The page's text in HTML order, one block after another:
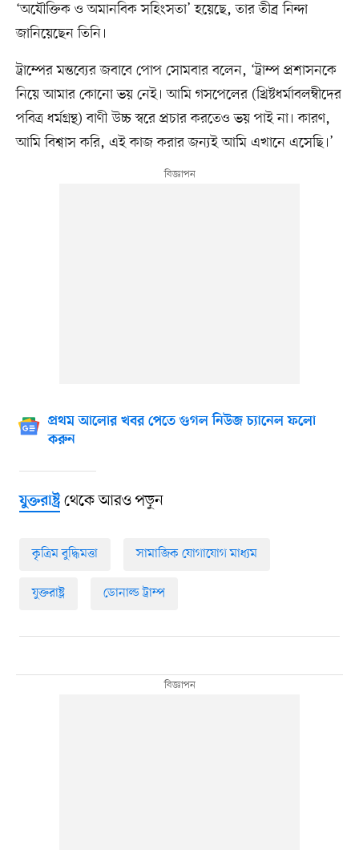
‘অযৌক্তিক ও অমানবিক সহিংসতা’ হয়েছে, তার তীব্র নিন্দা
জানিয়েছেন তিনি।
ট্রাম্পের মন্তব্যের জবাবে পোপ সোমবার বলেন, ‘ট্রাম্প প্রশাসনকে
নিয়ে আমার কোনো ভয় নেই। আমি গসপেলের (খ্রিষ্টধর্মাবলম্বীদের
পবিত্র ধর্মগ্রন্থ) বাণী উচ্চ স্বরে প্রচার করতেও ভয় পাই না। কারণ,
আমি বিশ্বাস করি, এই কাজ করার জন্যই আমি এখানে এসেছি।’
প্রথম আলোর খবর পেতে গুগল নিউজ চ্যানেল ফলো
করুন
যুক্তরাষ্ট্রথেকে আরও পড়ুন
কৃত্রিম বুদ্ধিমত্তা সামাজিক যোগাযোগ মাধ্যম
যুক্তরাষ্ট্র ডোনাল্ড ট্রাম্প